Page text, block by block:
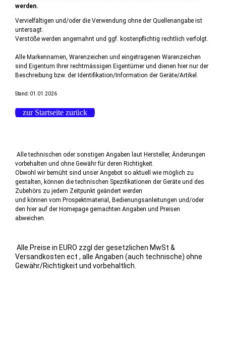
werden.
Vervielfältigen und/oder die Verwendung ohne der Quellenangabe ist
untersagt.
Verstöße werden angemahnt und ggf. kostenpflichtig rechtlich verfolgt.
Alle Markennamen, Warenzeichen und eingetragenen Warenzeichen
sind Eigentum Ihrer rechtmässigen Eigentümer und dienen hier nur der
Beschreibung bzw. der Identifikation/Information der Geräte/Artikel.
Stand: 01.01.2026
zur Startseite zurück
Alle technischen oder sonstigen Angaben laut Hersteller, Änderungen
vorbehalten und ohne Gewähr für deren Richtigkeit.
Obwohl wir bemüht sind unser Angebot so aktuell wie möglich zu
gestalten, können die technischen Spezifikationen der Geräte und des
Zubehörs zu jedem Zeitpunkt geändert werden
und können vom Prospektmaterial, Bedienungsanleitungen und/oder
den hier auf der Homepage gemachten Angaben und Preisen
abweichen.
Alle Preise in EURO zzgl der gesetzlichen MwSt &
Versandkosten ect , alle Angaben (auch technische) ohne
Gewähr/Richtigkeit und vorbehaltlich.